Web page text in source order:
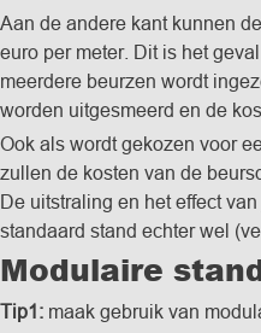
Aan de andere kant kunnen
euro per meter. Dit is het
meerdere beurzen wordt
worden uitgesmeerd en de
Ook als wordt gekozen voor
zullen de kosten van de
De uitstraling en het effect
standaard stand echter wel
Modulaire
Tip1: maak gebruik van